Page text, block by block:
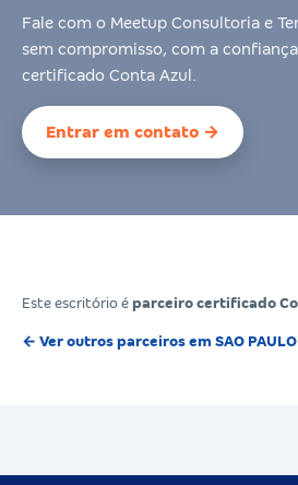
Fale com o Meetup Consultoria e
sem compromisso, com a
certificado Conta Azul.
Entrar em contato →
Este escritório é parceiro certificado
← Ver outros parceiros em SAO PAULO